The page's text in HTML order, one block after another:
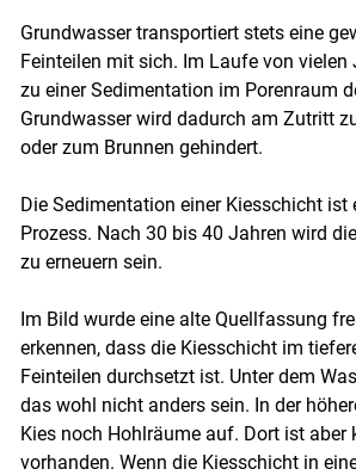
Grundwasser transportiert stets eine
Feinteilen mit sich. Im Laufe von vielen
zu einer Sedimentation im Porenraum
Grundwasser wird dadurch am Zutritt
oder zum Brunnen gehindert.
Die Sedimentation einer Kiesschicht ist
Prozess. Nach 30 bis 40 Jahren wird
zu erneuern sein.
Im Bild wurde eine alte Quellfassung
erkennen, dass die Kiesschicht im
Feinteilen durchsetzt ist. Unter dem
das wohl nicht anders sein. In der
Kies noch Hohlräume auf. Dort ist aber
vorhanden. Wenn die Kiesschicht in